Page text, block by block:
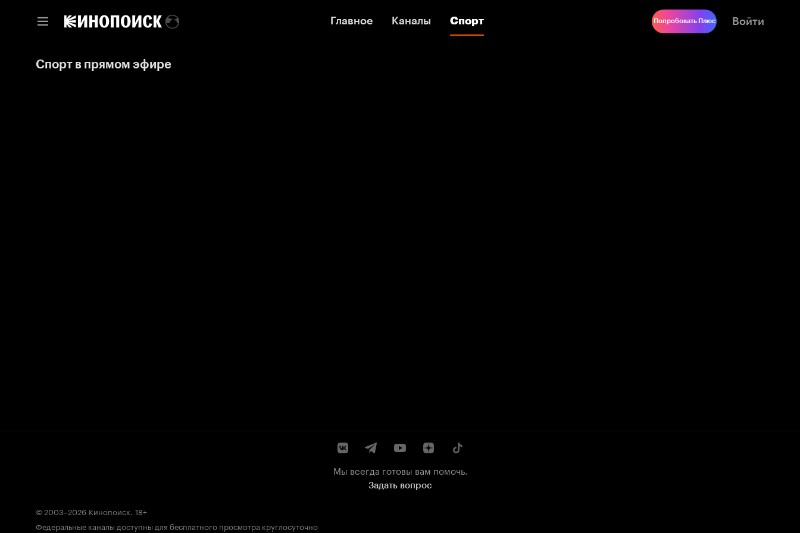
Главное Каналы Спорт
Главное Каналы Спорт Попробовать Плюс Войти
Спорт в прямом эфире
Мы всегда готовы вам помочь.
Задать вопрос
© 2003–2026 Кинопоиск. 18+
Федеральные каналы доступны для бесплатного просмотра круглосуточно